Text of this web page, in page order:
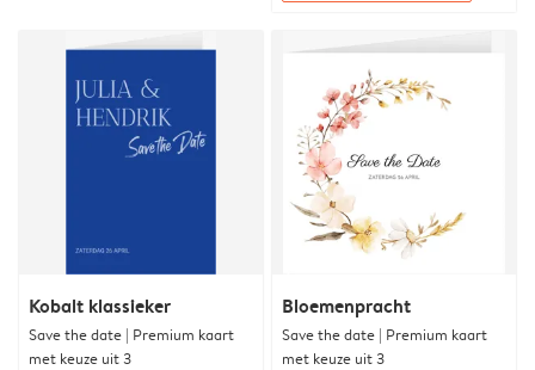
Kobalt klassieker
Save the date | Premium kaart
met keuze uit 3
Bloemenpracht
Save the date | Premium kaart
met keuze uit 3